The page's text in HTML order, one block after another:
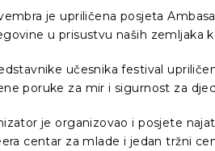
je upriličena posjeta
u prisustvu naših zemljaka
učesnika festival
poruke za mir i sigurnost za
je organizovao i posjete
centar za mlade i jedan tržni